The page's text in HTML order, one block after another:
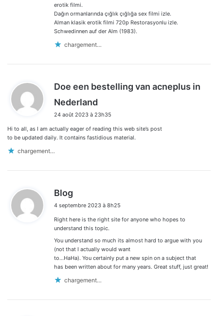
erotik filmi.
Dağın ormanlarında çığlık çığlığa sex filmi izle.
Alman klasik erotik filmi 720p Restorasyonlu izle.
Schwedinnen auf der Alm (1983).
chargement…
Doe een bestelling van acneplus in
Nederland
t
:
24 août 2023 à 23h35
Hi to all, as I am actually eager of reading this web site’s post
to be updated daily. It contains fastidious material.
chargement…
Blog
t
:
4 septembre 2023 à 8h25
Right here is the right site for anyone who hopes to
understand this topic.
You understand so much its almost hard to argue with you
(not that I actually would want
to…HaHa). You certainly put a new spin on a subject that
has been written about for many years. Great stuff, just great!
chargement…